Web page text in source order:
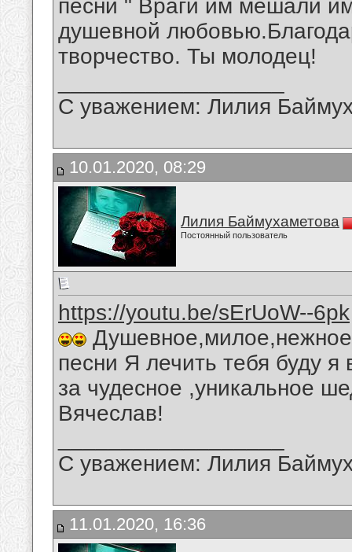
песни " Враги им мешали
душевной
творчество. Ты молодец!
С уважением: Лилия
10.01.2020, 08:29
Лилия Баймухаметова
Постоянный пользователь
https://youtu.be/sErUoW--6pk
песни Я лечить тебя буду
за чудесное ,уникальное
Вячеслав!
С уважением: Лилия
11.01.2020, 16:36